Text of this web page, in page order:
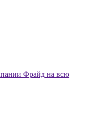
Фрайд на всю